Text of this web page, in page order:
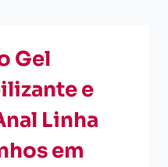
Gel
e
Linha
em